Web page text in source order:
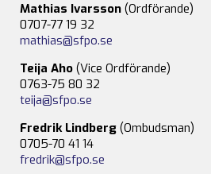
Mathias Ivarsson (Ordförande)
0707-77 19 32
mathias@sfpo.se
Teija Aho (Vice Ordförande)
0763-75 80 32
teija@sfpo.se
Fredrik Lindberg (Ombudsman)
0705-70 41 14
fredrik@sfpo.se